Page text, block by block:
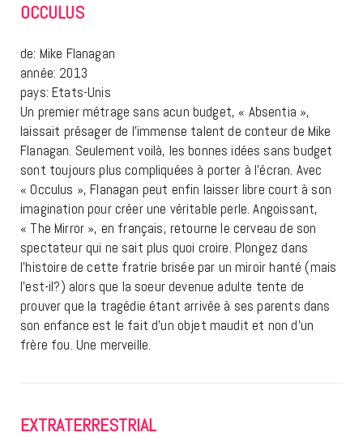
OCCULUS
de: Mike Flanagan
année: 2013
pays: Etats-Unis
Un premier métrage sans acun budget, « Absentia »,
laissait présager de l’immense talent de conteur de Mike
Flanagan. Seulement voilà, les bonnes idées sans budget
sont toujours plus compliquées à porter à l’écran. Avec
« Occulus », Flanagan peut enfin laisser libre court à son
imagination pour créer une véritable perle. Angoissant,
« The Mirror », en français, retourne le cerveau de son
spectateur qui ne sait plus quoi croire. Plongez dans
l’histoire de cette fratrie brisée par un miroir hanté (mais
l’est-il?) alors que la soeur devenue adulte tente de
prouver que la tragédie étant arrivée à ses parents dans
son enfance est le fait d’un objet maudit et non d’un
frère fou. Une merveille.
EXTRATERRESTRIAL